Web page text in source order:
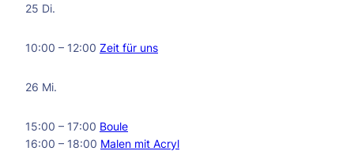
25 Di.
10:00 – 12:00 Zeit für uns
26 Mi.
15:00 – 17:00 Boule
16:00 – 18:00 Malen mit Acryl